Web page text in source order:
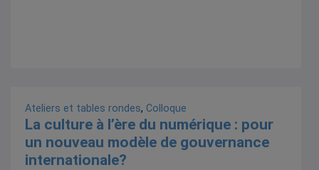
Ateliers et tables rondes, Colloque
La culture à l’ère du numérique : pour
un nouveau modèle de gouvernance
internationale?